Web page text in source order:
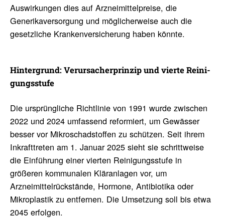
Auswirkungen dies auf Arzneimittelpreise, die
Generikaversorgung und möglicherweise auch die
gesetzliche Krankenversicherung haben könnte.
Hinter­grund: Verur­sa­cher­prinzip und vierte Reini­
gungs­stufe
Die ursprüngliche Richtlinie von 1991 wurde zwischen
2022 und 2024 umfassend reformiert, um Gewässer
besser vor Mikroschadstoffen zu schützen. Seit ihrem
Inkrafttreten am 1. Januar 2025 sieht sie schrittweise
die Einführung einer vierten Reinigungsstufe in
größeren kommunalen Kläranlagen vor, um
Arzneimittelrückstände, Hormone, Antibiotika oder
Mikroplastik zu entfernen. Die Umsetzung soll bis etwa
2045 erfolgen.